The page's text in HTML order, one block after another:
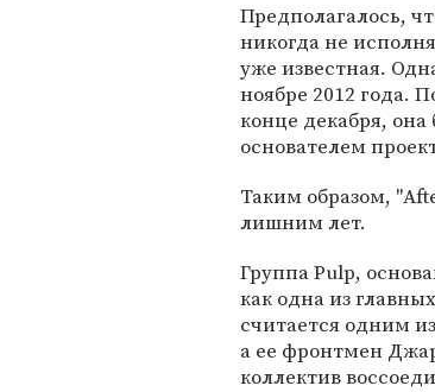
Предполагалось,
никогда не
уже известная.
ноябре 2012 года.
конце декабря,
основателем
Таким образом,
лишним лет.
Группа Pulp,
как одна из
считается одним
а ее фронтмен
коллектив